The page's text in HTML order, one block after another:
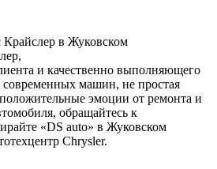
в Жуковском
и качественно выполняющего
машин, не простая
эмоции от ремонта и
обращайтесь к
«DS auto» в Жуковском
Chrysler.